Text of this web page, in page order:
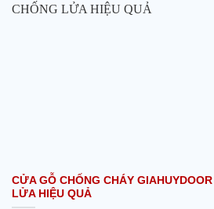
CỬA GỖ CHỐNG CHÁY
LỬA HIỆU QUẢ